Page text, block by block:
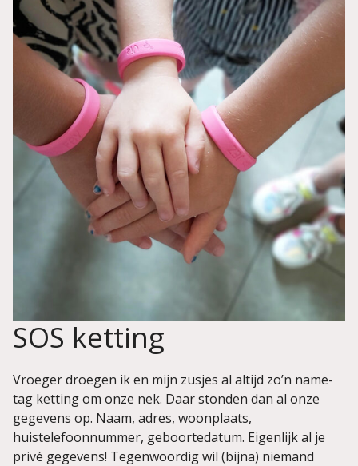
SOS ketting
Vroeger droegen ik en mijn zusjes al altijd zo’n name-
tag ketting om onze nek. Daar stonden dan al onze
gegevens op. Naam, adres, woonplaats,
huistelefoonnummer, geboortedatum. Eigenlijk al je
privé gegevens! Tegenwoordig wil (bijna) niemand